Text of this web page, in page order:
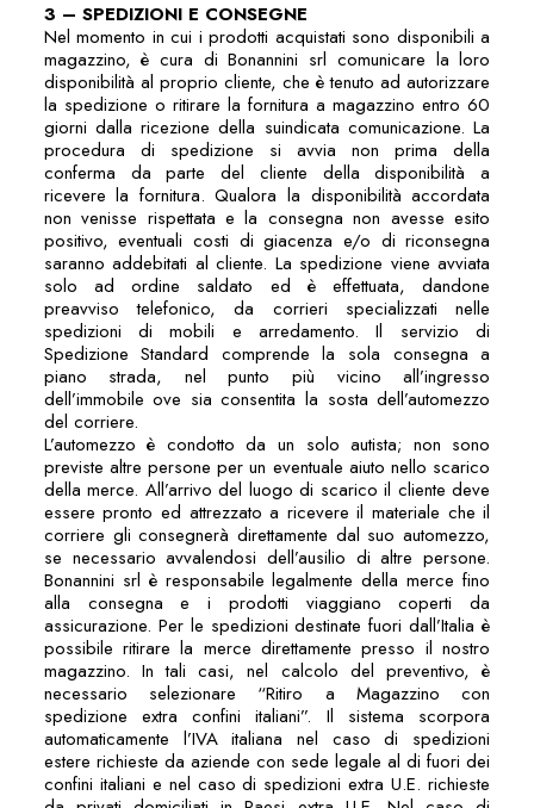
3 – SPEDIZIONI E CONSEGNE
Nel momento in cui i prodotti acquistati sono disponibili a
magazzino, è cura di Bonannini srl comunicare la loro
disponibilità al proprio cliente, che è tenuto ad autorizzare
la spedizione o ritirare la fornitura a magazzino entro 60
giorni dalla ricezione della suindicata comunicazione. La
procedura di spedizione si avvia non prima della
conferma da parte del cliente della disponibilità a
ricevere la fornitura. Qualora la disponibilità accordata
non venisse rispettata e la consegna non avesse esito
positivo, eventuali costi di giacenza e/o di riconsegna
saranno addebitati al cliente. La spedizione viene avviata
solo ad ordine saldato ed è effettuata, dandone
preavviso telefonico, da corrieri specializzati nelle
spedizioni di mobili e arredamento. Il servizio di
Spedizione Standard comprende la sola consegna a
piano strada, nel punto più vicino all’ingresso
dell’immobile ove sia consentita la sosta dell’automezzo
del corriere.
L’automezzo è condotto da un solo autista; non sono
previste altre persone per un eventuale aiuto nello scarico
della merce. All’arrivo del luogo di scarico il cliente deve
essere pronto ed attrezzato a ricevere il materiale che il
corriere gli consegnerà direttamente dal suo automezzo,
se necessario avvalendosi dell’ausilio di altre persone.
Bonannini srl è responsabile legalmente della merce fino
alla consegna e i prodotti viaggiano coperti da
assicurazione. Per le spedizioni destinate fuori dall’Italia è
possibile ritirare la merce direttamente presso il nostro
magazzino. In tali casi, nel calcolo del preventivo, è
necessario selezionare “Ritiro a Magazzino con
spedizione extra confini italiani”. Il sistema scorpora
automaticamente l’IVA italiana nel caso di spedizioni
estere richieste da aziende con sede legale al di fuori dei
confini italiani e nel caso di spedizioni extra U.E. richieste